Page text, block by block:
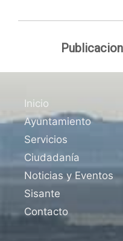
Inicio
Ayuntamiento
Servicios
Ciudadanía
Noticias y Eventos
Sisante
Contacto